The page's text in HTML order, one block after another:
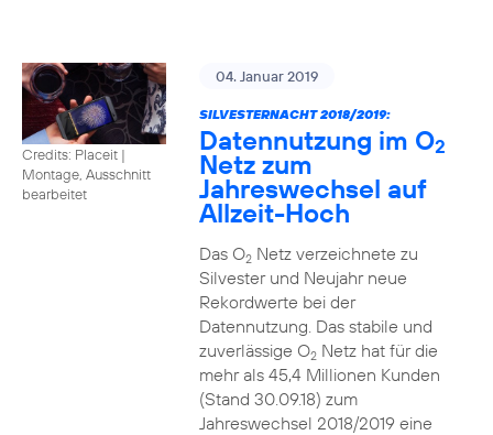
Credits: Placeit |
Montage, Ausschnitt
bearbeitet
04. Januar 2019
SILVESTERNACHT 2018/2019:
Datennutzung im O2
Netz zum
Jahreswechsel auf
Allzeit-Hoch
Das O2Netz verzeichnete zu
Silvester und Neujahr neue
Rekordwerte bei der
Datennutzung. Das stabile und
zuverlässige O2Netz hat für die
mehr als 45,4 Millionen Kunden
(Stand 30.09.18) zum
Jahreswechsel 2018/2019 eine